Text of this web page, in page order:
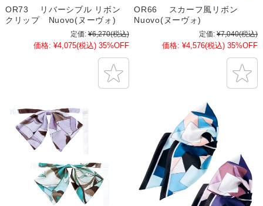
OR73 リバーシブル リボン
クリップ Nuovo(ヌーヴォ)
定価: ¥6,270(税込)
価格: ¥4,075(税込) 35%OFF
OR66 スカーフ風リボン
Nuovo(ヌーヴォ)
定価: ¥7,040(税込)
価格: ¥4,576(税込) 35%OFF